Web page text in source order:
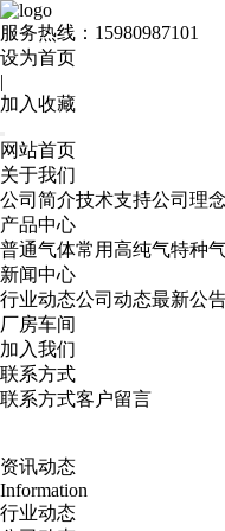
服务热线： 15980987101
设为首页
|
加入收藏
网站首页
关于我们
公司简介技术支持公司理念
产品中心
普通气体常用高纯气特种
新闻中心
行业动态公司动态最新公
厂房车间
加入我们
联系方式
联系方式客户留言
资讯动态
Information
行业动态